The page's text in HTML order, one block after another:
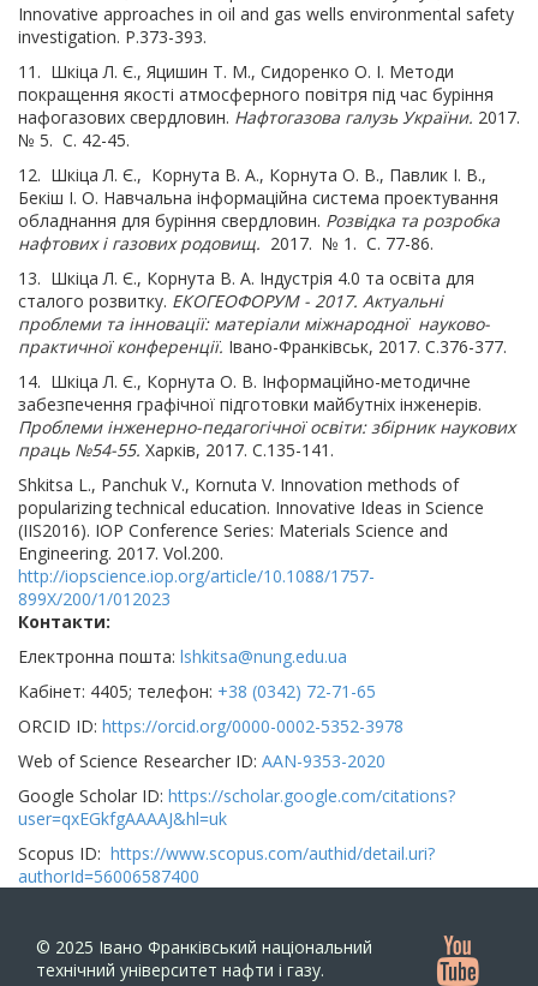
Innovative approaches in oil and gas wells environmental safety
investigation. P.373-393.
11. Шкіца Л. Є., Яцишин Т. М., Сидоренко О. І. Методи
покращення якості атмосферного повітря під час буріння
нафогазових свердловин. Нафтогазова галузь України. 2017.
№ 5. С. 42-45.
12. Шкіца Л. Є., Корнута В. А., Корнута О. В., Павлик І. В.,
Бекіш І. О. Навчальна інформаційна система проектування
обладнання для буріння свердловин. Розвідка та розробка
нафтових і газових родовищ. 2017. № 1. С. 77-86.
13. Шкіца Л. Є., Корнута В. А. Індустрія 4.0 та освіта для
сталого розвитку. ЕКОГЕОФОРУМ - 2017. Актуальні
проблеми та інновації: матеріали міжнародної науково-
практичної конференції. Івано-Франківськ, 2017. С.376-377.
14. Шкіца Л. Є., Корнута О. В. Інформаційно-методичне
забезпечення графічної підготовки майбутніх інженерів.
Проблеми інженерно-педагогічної освіти: збірник наукових
праць №54-55. Харків, 2017. С.135-141.
Shkitsa L., Panchuk V., Kornuta V. Innovation methods of
popularizing technical education. Innovative Ideas in Science
(IIS2016). IOP Conference Series: Materials Science and
Engineering. 2017. Vol.200.
http://iopscience.iop.org/article/10.1088/1757-
899X/200/1/012023
Контакти
Електронна пошта: lshkitsa@nung.edu.ua
Кабінет: 4405; телефон: +38 (0342) 72-71-65
ORCID ID: https://orcid.org/0000-0002-5352-3978
Web of Science Researcher ID: AAN-9353-2020
Google Scholar ID: https://scholar.google.com/citations?
user=qxEGkfgAAAAJ&hl=uk
Scopus ID: https://www.scopus.com/authid/detail.uri?
authorId=56006587400
© 2025 Івано Франківський національний
технічний університет нафти і газу.